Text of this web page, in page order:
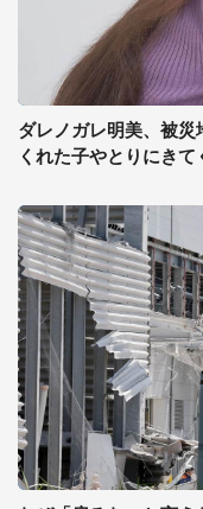
ダレノガレ明美、被
くれた子やとりにきて